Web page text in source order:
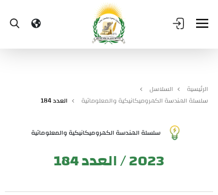
الرئيسية
السلاسل
سلسلة الهندسة الكهروميكانيكية والمعلوماتية
العدد 184
سلسلة الهندسة الكهروميكانيكية والمعلوماتية
2023 / العدد 184